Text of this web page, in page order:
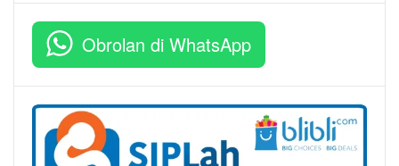
Obrolan di WhatsApp